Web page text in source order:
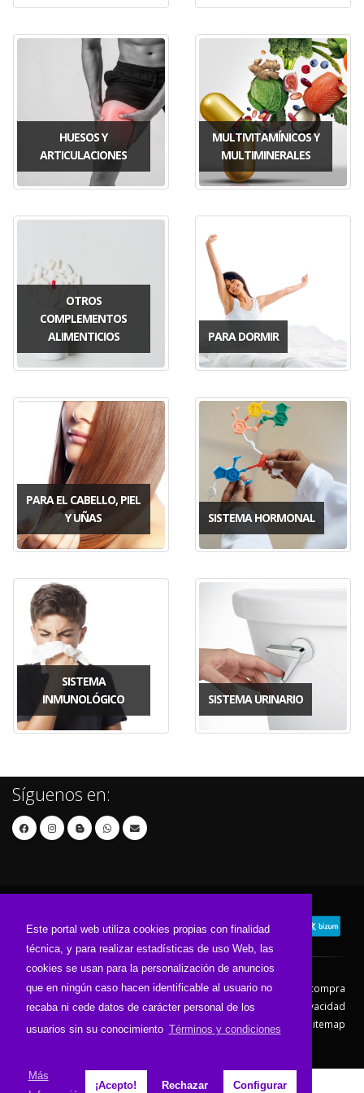
Este portal web utiliza cookies propias con finalidad
técnica, y para realizar estadísticas de uso Web, las
cookies se usan para la personalización de anuncios
que en ningún caso hacen identificable al usuario no
recaba ni cede datos de carácter personal de los
usuarios sin su conocimiento Términos y condiciones
Más
¡Acepto! Rechazar Configurar
HUESOS Y
ARTICULACIONES
MULTIVITAMÍNICOS Y
MULTIMINERALES
OTROS
COMPLEMENTOS
ALIMENTICIOS
PARA DORMIR
PARA EL CABELLO, PIEL
Y UÑAS
SISTEMA HORMONAL
SISTEMA
INMUNOLÓGICO
SISTEMA URINARIO
Síguenos en:
Contacto Aviso Legal
Condiciones de compra
Política de envíos
Política de devolución
Política de Privacidad
Política de Cookies
Sitemap